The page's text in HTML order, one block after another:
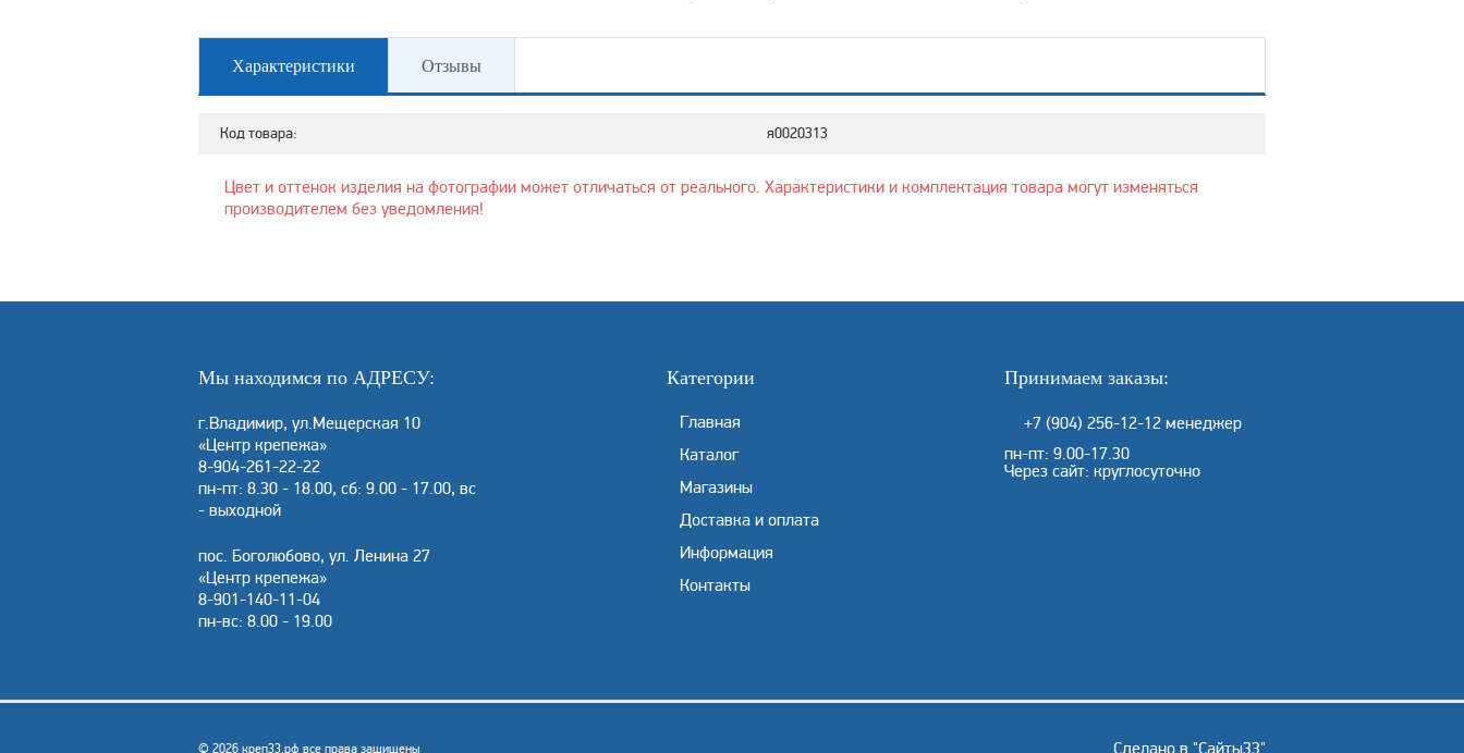
Характеристики Отзывы
Код товара: я0020313
Цвет и оттенок изделия на фотографии может отличаться от реального. Характеристики и комплектация товара могут изменяться
производителем без уведомления!
Мы находимся по АДРЕСУ:
г.Владимир, ул.Мещерская 10
«Центр крепежа»
8-904-261-22-22
пн-пт: 8.30 - 18.00, сб: 9.00 - 17.00, вс
- выходной
пос. Боголюбово, ул. Ленина 27
«Центр крепежа»
8-901-140-11-04
пн-вс: 8.00 - 19.00
Категории
Главная
Каталог
Магазины
Доставка и оплата
Информация
Контакты
Принимаем заказы:
+7 (904) 256-12-12 менеджер
пн-пт: 9.00-17.30
Через сайт: круглосуточно
© 2026 креп33.рф все права защищены Сделано в "Сайты33"